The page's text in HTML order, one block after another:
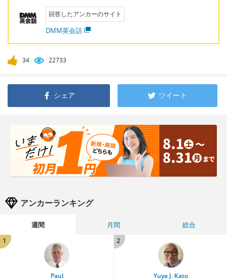
回答したアンカーのサイト
DMM英会話
34 22733
シェア ツイート
アンカーランキング
週間 月間
総合
1
Paul
2
Yuya J. Kato